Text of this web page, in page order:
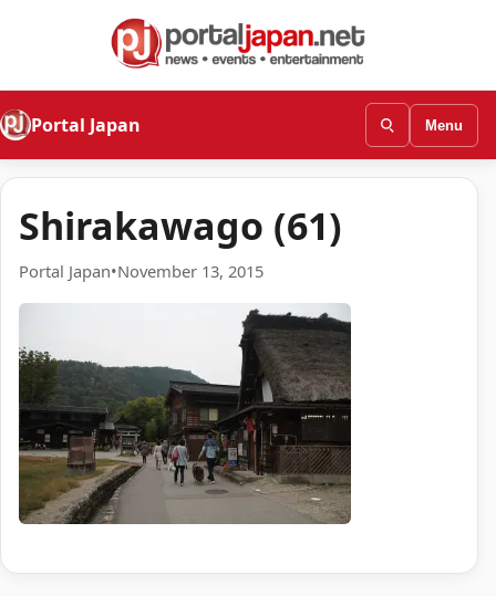
Portal Japan Menu
Shirakawago (61)
Portal Japan•November 13, 2015